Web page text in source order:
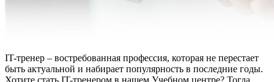
IT-тренер – востребованная профессия, которая не перестает
быть актуальной и набирает популярность в последние годы.
Хотите стать IT-тренером в нашем Учебном центре? Тогда